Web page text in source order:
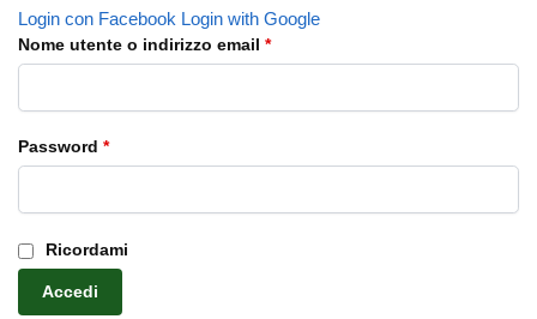
Login con Facebook Login with Google
Nome utente o indirizzo email *
Password *
Ricordami
Accedi